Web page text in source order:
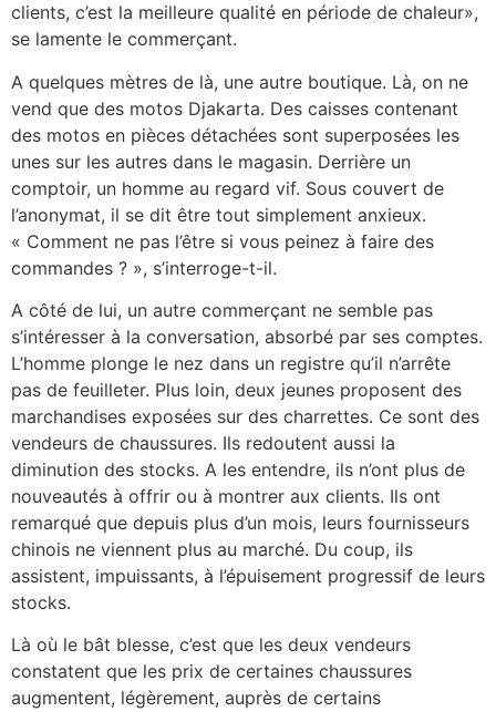
clients, c’est la meilleure qualité en période de chaleur»,
se lamente le commerçant.
A quelques mètres de là, une autre boutique. Là, on ne
vend que des motos Djakarta. Des caisses contenant
des motos en pièces détachées sont superposées les
unes sur les autres dans le magasin. Derrière un
comptoir, un homme au regard vif. Sous couvert de
l’anonymat, il se dit être tout simplement anxieux.
« Comment ne pas l’être si vous peinez à faire des
commandes ? », s’interroge-t-il.
A côté de lui, un autre commerçant ne semble pas
s’intéresser à la conversation, absorbé par ses comptes.
L’homme plonge le nez dans un registre qu’il n’arrête
pas de feuilleter. Plus loin, deux jeunes proposent des
marchandises exposées sur des charrettes. Ce sont des
vendeurs de chaussures. Ils redoutent aussi la
diminution des stocks. A les entendre, ils n’ont plus de
nouveautés à offrir ou à montrer aux clients. Ils ont
remarqué que depuis plus d’un mois, leurs fournisseurs
chinois ne viennent plus au marché. Du coup, ils
assistent, impuissants, à l’épuisement progressif de leurs
stocks.
Là où le bât blesse, c’est que les deux vendeurs
constatent que les prix de certaines chaussures
augmentent, légèrement, auprès de certains